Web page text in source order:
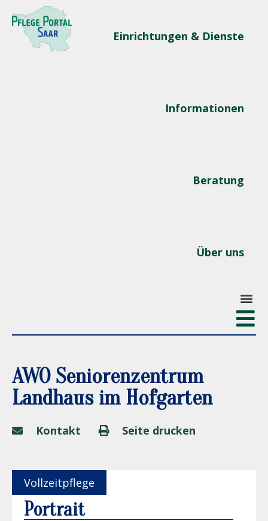
Einrichtungen & Dienste
Informationen
Beratung
Über uns
AWO Seniorenzentrum
Landhaus im Hofgarten
Kontakt Seite drucken
Vollzeitpflege
Portrait